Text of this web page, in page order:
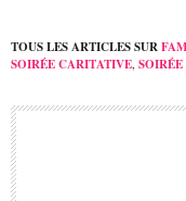
TOUS LES ARTICLES SUR
SOIRÉE CARITATIVE,